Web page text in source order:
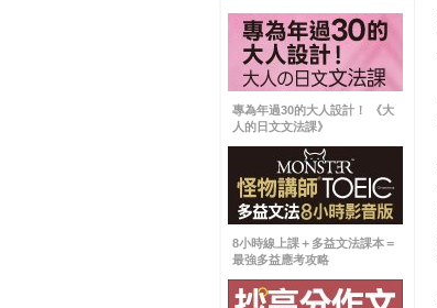
專為年過30的大人設計！ 《大
人的日文文法課》
8小時線上課＋多益文法課本＝
最強多益應考攻略